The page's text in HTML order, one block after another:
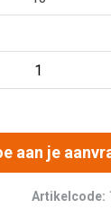
aan je
Artikelcode: